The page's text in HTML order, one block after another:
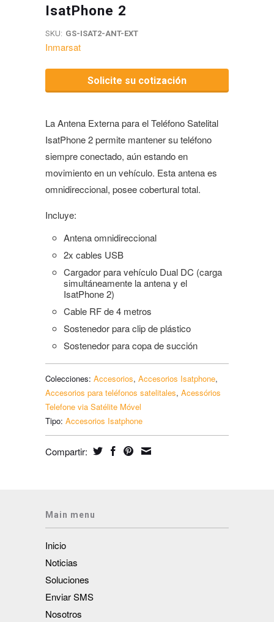
IsatPhone 2
SKU: GS-ISAT2-ANT-EXT
Inmarsat
La Antena Externa para el Teléfono Satelital
IsatPhone 2 permite mantener su teléfono
siempre conectado, aún estando en
movimiento en un vehículo. Esta antena es
omnidireccional, posee cobertural total.
Incluye:
Antena omnidireccional
2x cables USB
Cargador para vehículo Dual DC (carga
simultáneamente la antena y el
IsatPhone 2)
Cable RF de 4 metros
Sostenedor para clip de plástico
Sostenedor para copa de succión
Colecciones: Accesorios, Accesorios Isatphone,
Accesorios para teléfonos satelitales, Acessórios
Telefone via Satélite Móvel
Tipo: Accesorios Isatphone
Compartir:
Main menu
Inicio
Noticias
Soluciones
Enviar SMS
Nosotros